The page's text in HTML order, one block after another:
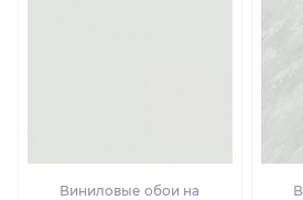
Виниловые обои на